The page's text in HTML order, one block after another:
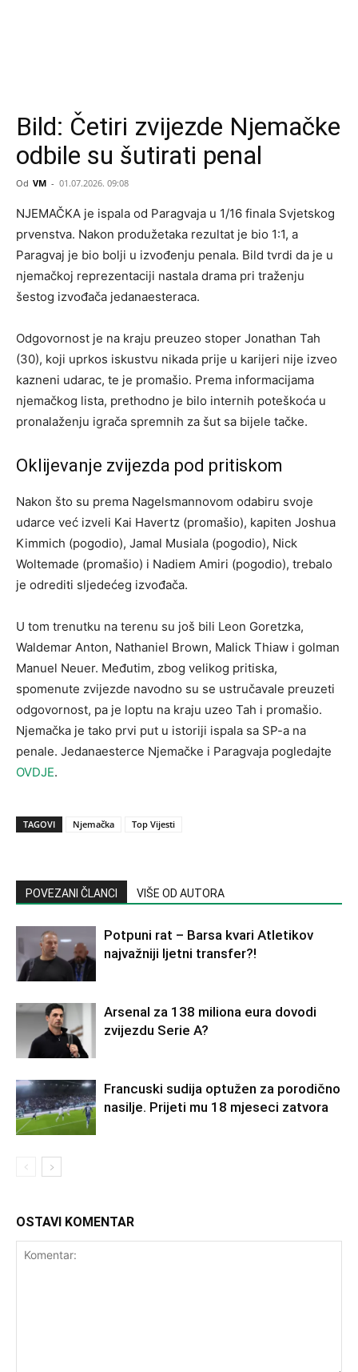
Bild: Četiri zvijezde Njemačke
odbile su šutirati penal
Od VM - 01.07.2026. 09:08
NJEMAČKA je ispala od Paragvaja u 1/16 finala Svjetskog
prvenstva. Nakon produžetaka rezultat je bio 1:1, a
Paragvaj je bio bolji u izvođenju penala. Bild tvrdi da je u
njemačkoj reprezentaciji nastala drama pri traženju
šestog izvođača jedanaesteraca.
Odgovornost je na kraju preuzeo stoper Jonathan Tah
(30), koji uprkos iskustvu nikada prije u karijeri nije izveo
kazneni udarac, te je promašio. Prema informacijama
njemačkog lista, prethodno je bilo internih poteškoća u
pronalaženju igrača spremnih za šut sa bijele tačke.
Oklijevanje zvijezda pod pritiskom
Nakon što su prema Nagelsmannovom odabiru svoje
udarce već izveli Kai Havertz (promašio), kapiten Joshua
Kimmich (pogodio), Jamal Musiala (pogodio), Nick
Woltemade (promašio) i Nadiem Amiri (pogodio), trebalo
je odrediti sljedećeg izvođača.
U tom trenutku na terenu su još bili Leon Goretzka,
Waldemar Anton, Nathaniel Brown, Malick Thiaw i golman
Manuel Neuer. Međutim, zbog velikog pritiska,
spomenute zvijezde navodno su se ustručavale preuzeti
odgovornost, pa je loptu na kraju uzeo Tah i promašio.
Njemačka je tako prvi put u istoriji ispala sa SP-a na
penale. Jedanaesterce Njemačke i Paragvaja pogledajte
OVDJE.
TAGOVI Njemačka Top Vijesti
POVEZANI ČLANCI VIŠE OD AUTORA
Potpuni rat – Barsa kvari Atletikov
najvažniji ljetni transfer?!
Arsenal za 138 miliona eura dovodi
zvijezdu Serie A?
Francuski sudija optužen za porodično
nasilje. Prijeti mu 18 mjeseci zatvora
OSTAVI KOMENTAR